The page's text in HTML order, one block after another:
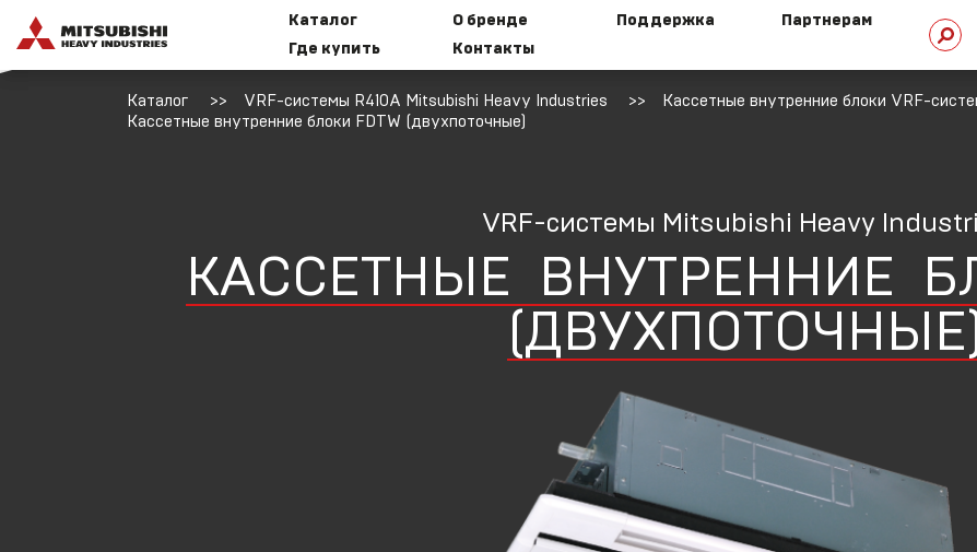
Каталог
Бытовые
сплит-
О бренде
История
компании
Новости
Поддержка
Техническая
поддержка
Маркетинговая
поддержка
Ремонт и сервис
Партнерам
Где купить
Контакты
Каталог VRF-системы R410A Mitsubishi Heavy Industries
Кассетные внутренние блоки VRF-
Кассетные внутренние блоки FDTW (двухпоточные)
VRF-системы Mitsubishi Heavy
КАССЕТНЫЕ ВНУТРЕННИЕ